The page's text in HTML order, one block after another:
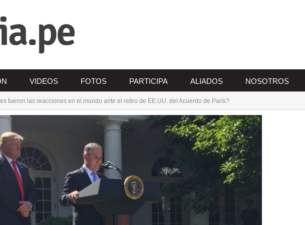
VIDEOS FOTOS PARTICIPA ALIADOS NOSOTROS
fueron las reacciones en el mundo ante el retiro de EE.UU. del Acuerdo de París?